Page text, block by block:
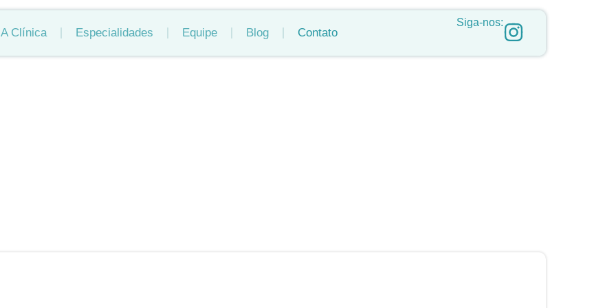
A Clínica Especialidades Equipe Blog Contato
Siga-nos: